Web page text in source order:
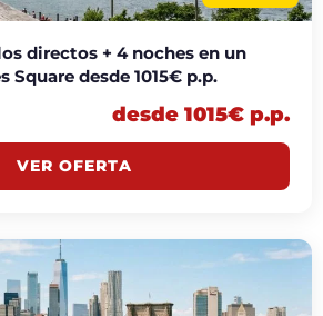
directos + 4 noches en un
Square desde 1015€ p.p.
desde 1015€ p.p.
VER OFERTA